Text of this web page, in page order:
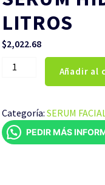
LITROS
$2,022.68
SERUM
DE
4
LITROS
Añadir al
Categoría:SERUM
PEDIR MÁS